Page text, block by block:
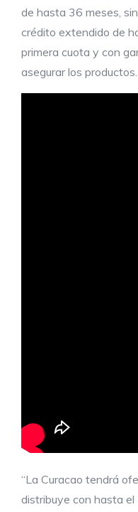
de hasta 36 meses,
crédito extendido de
primera cuota y con
asegurar los productos.
“La Curacao tendrá
distribuye con hasta